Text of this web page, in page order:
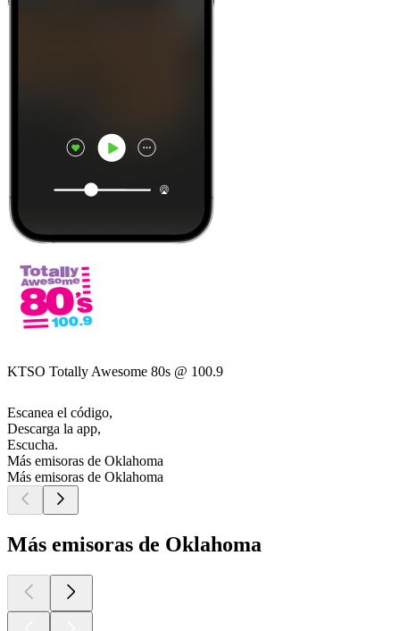
KTSO Totally Awesome 80s @ 100.9
Escanea el código,
Descarga la app,
Escucha.
Más emisoras de Oklahoma
Más emisoras de Oklahoma
Más emisoras de Oklahoma